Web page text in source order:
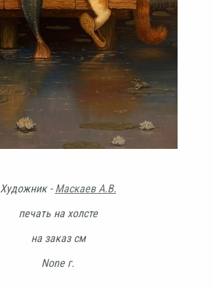
Художник - Маскаев А.В.
печать на холсте
на заказ см
None г.